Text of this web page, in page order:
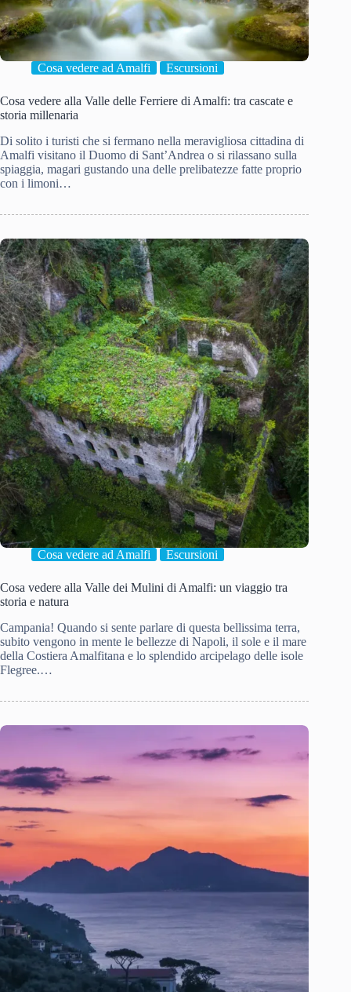
Cosa vedere ad Amalfi Escursioni
Cosa vedere alla Valle delle Ferriere di Amalfi: tra cascate e
storia millenaria
Di solito i turisti che si fermano nella meravigliosa cittadina di
Amalfi visitano il Duomo di Sant’Andrea o si rilassano sulla
spiaggia, magari gustando una delle prelibatezze fatte proprio
con i limoni…
Cosa vedere ad Amalfi Escursioni
Cosa vedere alla Valle dei Mulini di Amalfi: un viaggio tra
storia e natura
Campania! Quando si sente parlare di questa bellissima terra,
subito vengono in mente le bellezze di Napoli, il sole e il mare
della Costiera Amalfitana e lo splendido arcipelago delle isole
Flegree.…